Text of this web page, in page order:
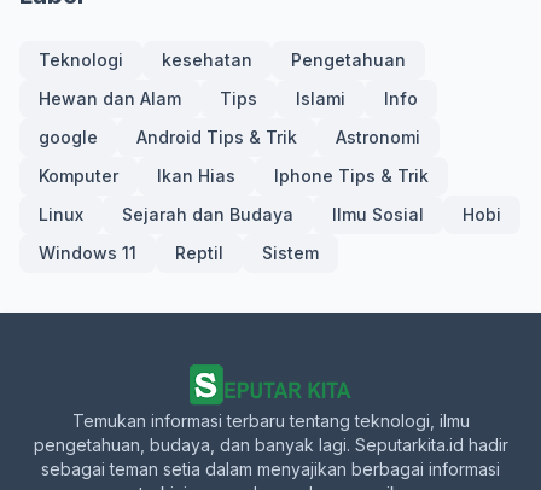
Teknologi kesehatan
Pengetahuan
Hewan dan Alam
Tips Islami
Info
google
Android Tips & Trik
Astronomi
Komputer
Ikan Hias
Iphone Tips & Trik
Linux
Sejarah dan Budaya Ilmu Sosial
Hobi
Windows 11
Reptil Sistem
Temukan informasi terbaru tentang teknologi, ilmu
pengetahuan, budaya, dan banyak lagi. Seputarkita.id hadir
sebagai teman setia dalam menyajikan berbagai informasi